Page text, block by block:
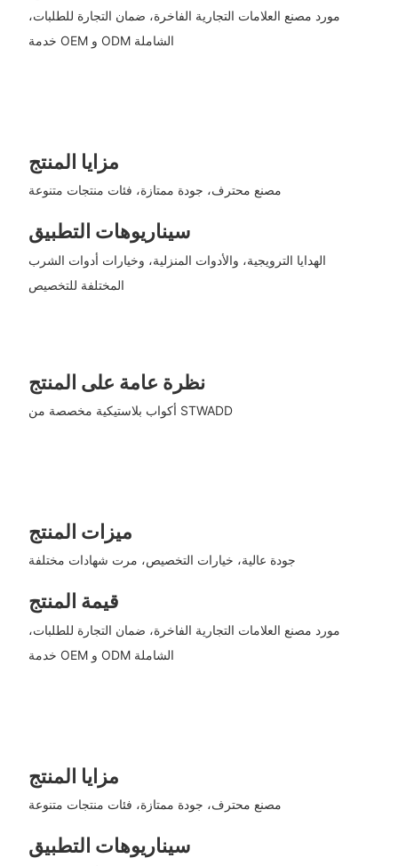
مورد مصنع العلامات التجارية الفاخرة، ضمان التجارة للطلبات،
خدمة OEM و ODM الشاملة
مزايا المنتج
مصنع محترف، جودة ممتازة، فئات منتجات متنوعة
سيناريوهات التطبيق
الهدايا الترويجية، والأدوات المنزلية، وخيارات أدوات الشرب
المختلفة للتخصيص
نظرة عامة على المنتج
أكواب بلاستيكية مخصصة من STWADD
ميزات المنتج
جودة عالية، خيارات التخصيص، مرت شهادات مختلفة
قيمة المنتج
مورد مصنع العلامات التجارية الفاخرة، ضمان التجارة للطلبات،
خدمة OEM و ODM الشاملة
مزايا المنتج
مصنع محترف، جودة ممتازة، فئات منتجات متنوعة
سيناريوهات التطبيق